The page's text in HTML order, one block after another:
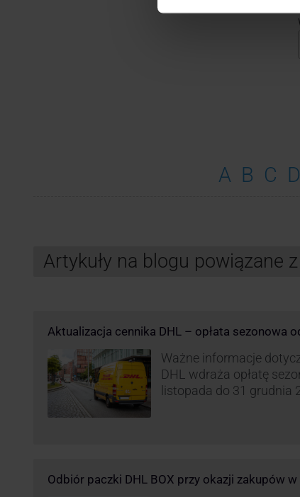
A B C D
Artykuły na blogu powiązane
Aktualizacja cennika DHL – opłata sezonowa
Ważne informacje
DHL wdraża opłatę
listopada do 31 grudnia
Odbiór paczki DHL BOX przy okazji zakupów